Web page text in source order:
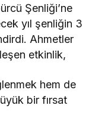
Şenliği’ne
yıl şenliğin 3
Ahmetler
etkinlik,
hem de
bir fırsat